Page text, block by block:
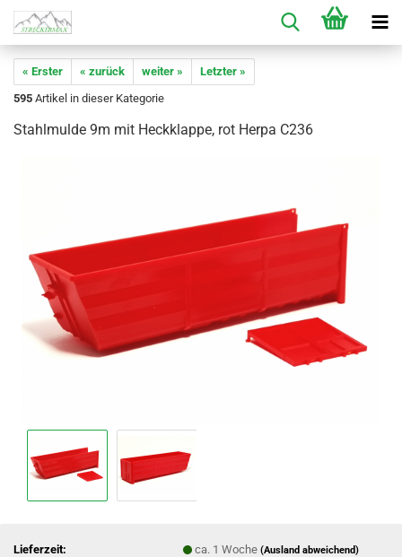
« Erster « zurück weiter »
Letzter »
595 Artikel in dieser Kategorie
Stahlmulde 9m mit Heckklappe, rot Herpa C236
Lieferzeit: ca. 1 Woche(Ausland abweichend)